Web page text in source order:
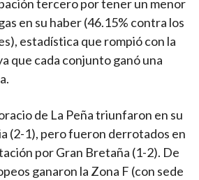
tercero por tener un menor
en su haber (46.15% contra los
estadística que rompió con la
que cada conjunto ganó una
de La Peña triunfaron en su
(2-1), pero fueron derrotados en
por Gran Bretaña (1-2). De
ganaron la Zona F (con sede